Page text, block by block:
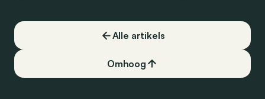
Alle artikels
Omhoog